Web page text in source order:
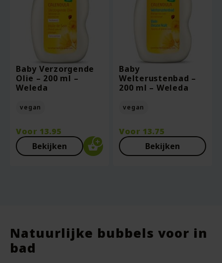
Baby Verzorgende
Olie – 200 ml –
Weleda
vegan
Voor 13.95
Bekijken
Baby
Welterustenbad –
200 ml – Weleda
vegan
Voor 13.75
Bekijken
Natuurlijke bubbels voor in
bad